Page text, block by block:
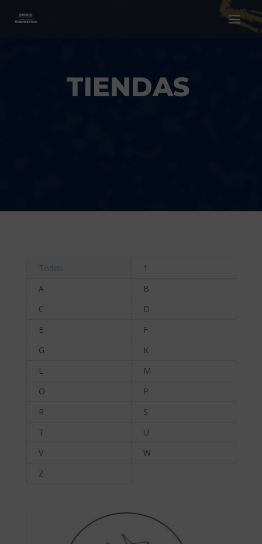
TIENDAS
Todos
1
A
B
C
D
E
F
G
K
L
M
O
P
R
S
T
U
V
W
Z